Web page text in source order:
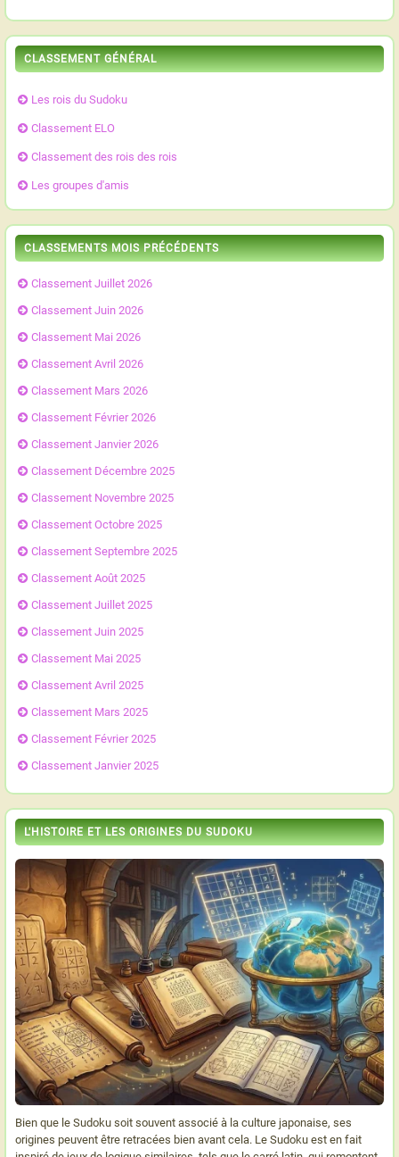
CLASSEMENT GÉNÉRAL
Les rois du Sudoku
Classement ELO
Classement des rois des rois
Les groupes d'amis
CLASSEMENTS MOIS PRÉCÉDENTS
Classement Juillet 2026
Classement Juin 2026
Classement Mai 2026
Classement Avril 2026
Classement Mars 2026
Classement Février 2026
Classement Janvier 2026
Classement Décembre 2025
Classement Novembre 2025
Classement Octobre 2025
Classement Septembre 2025
Classement Août 2025
Classement Juillet 2025
Classement Juin 2025
Classement Mai 2025
Classement Avril 2025
Classement Mars 2025
Classement Février 2025
Classement Janvier 2025
L'HISTOIRE ET LES ORIGINES DU SUDOKU
Bien que le Sudoku soit souvent associé à la culture japonaise, ses
origines peuvent être retracées bien avant cela. Le Sudoku est en fait